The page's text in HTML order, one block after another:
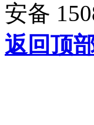
安备
返回顶